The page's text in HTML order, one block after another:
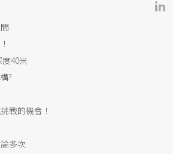
40米
?
戰的機會！
多次